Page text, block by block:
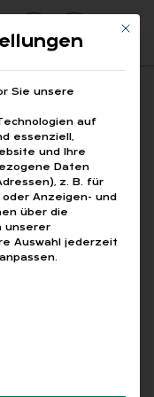
dem
Mit
Sie unsere
auf
essenziell,
und Ihre
Daten
z. B. für
Anzeigen- und
über die
unserer
Auswahl jederzeit
Gruppen, für